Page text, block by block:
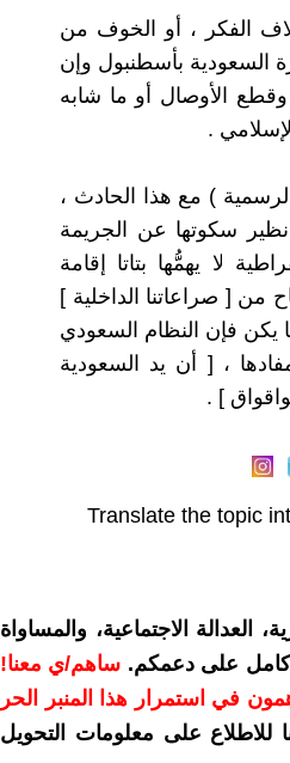
الفكر ، أو الخوف من
السعودية بأسطنبول وإن
الأوصال أو ما شابه
.
) مع هذا الحادث ،
سكوتها عن الجريمة
لا يهمُّها بتاتا إقامة
من [ صراعاتنا الداخلية ]
فإن النظام السعودي
، [ أن يد السعودية
] .
Translate the topic
الاجتماعية، والمساواة
كامل على دعمكم. ساهم/ي معنا!
تساهمون في استمرار هذا المنبر الحر
للاطلاع على معلومات التحويل